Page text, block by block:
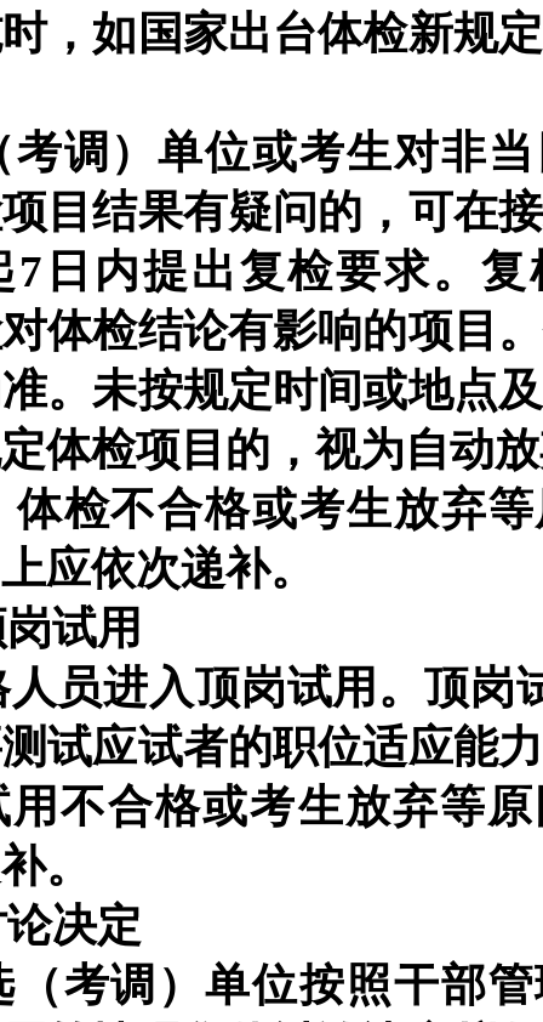
，如国家出台体检新规
考调）单位或考生对非
目结果有疑问的，可在
7日内提出复检要求。
体检结论有影响的项目
。未按规定时间或地点
体检项目的，视为自动
体检不合格或考生放弃
应依次递补。
试用
员进入顶岗试用。顶岗
试应试者的职位适应能
不合格或考生放弃等
。
决定
（考调）单位按照干部